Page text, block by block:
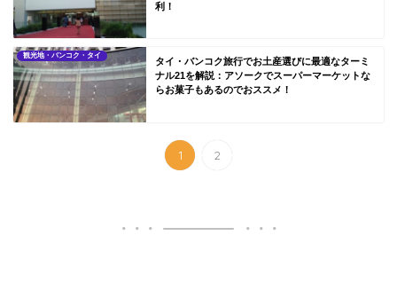
利！
観光地・バンコク・タイ
タイ・バンコク旅行でお土産選びに最適なターミ
ナル21を解説：アソークでスーパーマーケットな
らお菓子もあるのでおススメ！
1 2